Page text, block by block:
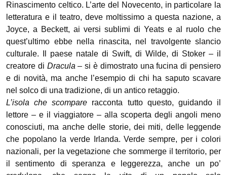
Rinascimento celtico. L’arte del Novecento, in particolare la
letteratura e il teatro, deve moltissimo a questa nazione, a
Joyce, a Beckett, ai versi sublimi di Yeats e al ruolo che
quest’ultimo ebbe nella rinascita, nel travolgente slancio
culturale. Il paese natale di Swift, di Wilde, di Stoker – il
creatore di Dracula – si è dimostrato una fucina di pensiero
e di novità, ma anche l’esempio di chi ha saputo scavare
nel solco di una tradizione, di un antico retaggio.
L’isola che scompare racconta tutto questo, guidando il
lettore – e il viaggiatore – alla scoperta degli angoli meno
conosciuti, ma anche delle storie, dei miti, delle leggende
che popolano la verde Irlanda. Verde sempre, per i colori
nazionali, per la vegetazione che sommerge il territorio, per
il sentimento di speranza e leggerezza, anche un po’